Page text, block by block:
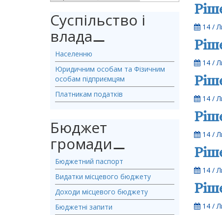
Суспільство і
влада⚊
Населенню
Юридичним особам та Фізичним
особам підприємцям
Платникам податків
Бюджет
громади⚊
Бюджетний паспорт
Видатки місцевого бюджету
Доходи місцевого бюджету
Бюджетні запити
14 /
14 /
14 /
14 /
14 /
14 /